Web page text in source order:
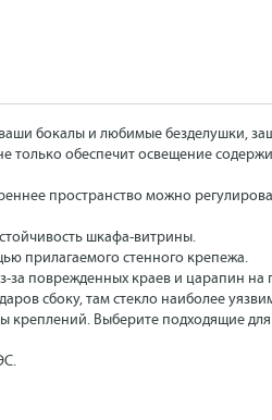
бокалы и любимые безделушки,
обеспечит освещение
пространство можно
шкафа-витрины.
прилагаемого стенного крепежа.
поврежденных краев и царапин на
сбоку, там стекло наиболее
креплений. Выберите подходящие